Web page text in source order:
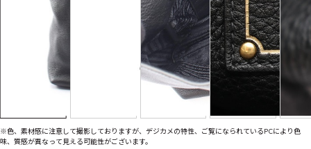
※色、素材感に注意して撮影しておりますが、デジカメの特性、ご覧になられているPCにより色
味、質感が異なって見える可能性がございます。